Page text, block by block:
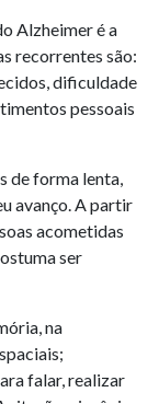
Alzheimer é a
recorrentes são:
dificuldade
pessoais
de forma lenta,
avanço. A partir
acometidas
ser
na
falar, realizar